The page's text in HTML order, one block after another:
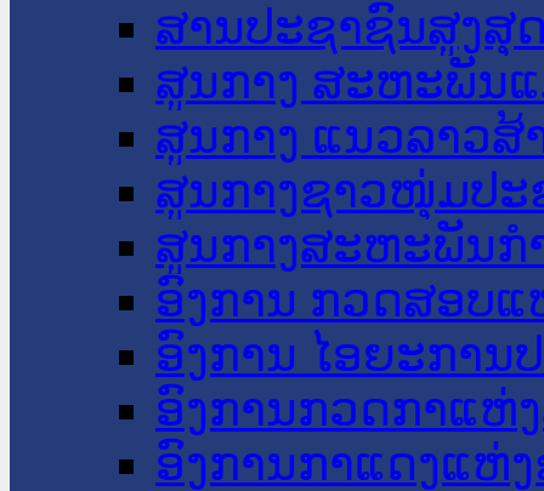
ສານປະຊາຊົນສູງສຸ
ສູນກາງ ສະຫະພັນ
ສູນກາງ ແນວລາວສ້
ສູນກາງຊາວໜຸ່ມປະ
ສູນກາງສະຫະພັນກ
ອົງການ ກວດສອບແ
ອົງການ ໄອຍະການ
ອົງການກວດກາແຫ່
ອົງການກາແດງແຫ່